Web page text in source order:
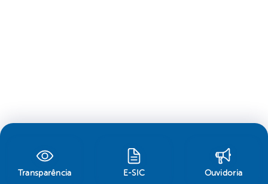
Transparência E-SIC Ouvidoria